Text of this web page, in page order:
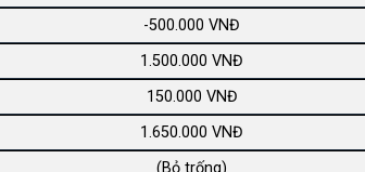
-500.000 VNĐ
1.500.000 VNĐ
150.000 VNĐ
1.650.000 VNĐ
(Bỏ trống)